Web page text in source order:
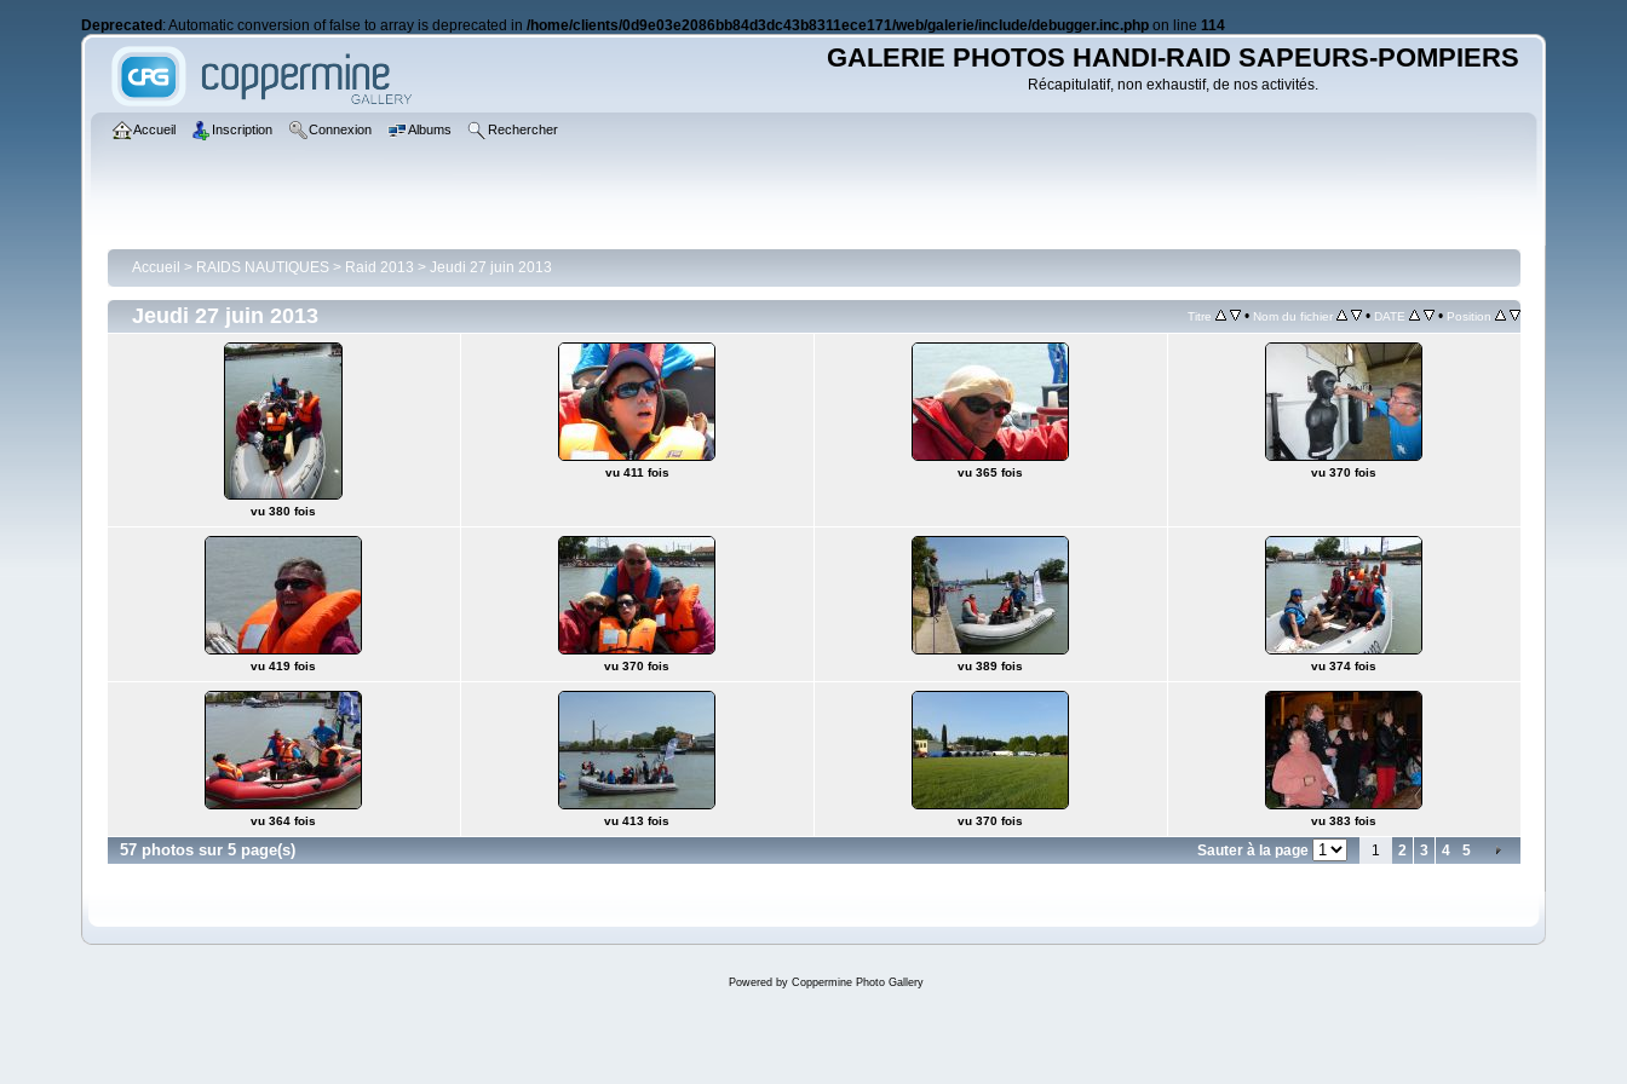
Deprecated : Automatic conversion of false to array is deprecated in/home/clients/0d9e03e2086bb84d3dc43b8311ece171/web/galerie/include/debugger.inc.php on line114
GALERIE PHOTOS HANDI-RAID SAPEURS-POMPIERS
Récapitulatif, non exhaustif, de nos activités.
Accueil Inscription Connexion Albums Rechercher
Accueil > RAIDS NAUTIQUES> Raid 2013 > Jeudi 27 juin 2013
Jeudi 27 juin 2013 Titre • Nom du fichier • DATE • Position
vu 380 fois
vu 411 fois vu 365 fois vu 370 fois
vu 419 fois vu 370 fois vu 389 fois vu 374 fois
vu 364 fois vu 413 fois vu 370 fois vu 383 fois
57 photos sur 5 page(s) Sauter à la page 1 2 3 4 5
Powered by Coppermine Photo Gallery